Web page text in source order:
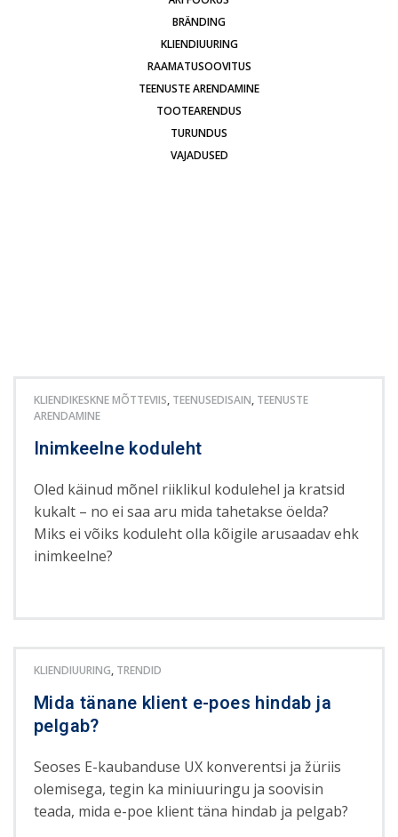
BRÄNDING
KLIENDIUURING
RAAMATUSOOVITUS
TEENUSTE ARENDAMINE
TOOTEARENDUS
TURUNDUS
VAJADUSED
KLIENDIKESKNE MÕTTEVIIS, TEENUSEDISAIN, TEENUSTE
ARENDAMINE
Inimkeelne koduleht
Oled käinud mõnel riiklikul kodulehel ja kratsid
kukalt – no ei saa aru mida tahetakse öelda?
Miks ei võiks koduleht olla kõigile arusaadav ehk
inimkeelne?
KLIENDIUURING, TRENDID
Mida tänane klient e-poes hindab ja
pelgab?
Seoses E-kaubanduse UX konverentsi ja žüriis
olemisega, tegin ka miniuuringu ja soovisin
teada, mida e-poe klient täna hindab ja pelgab?